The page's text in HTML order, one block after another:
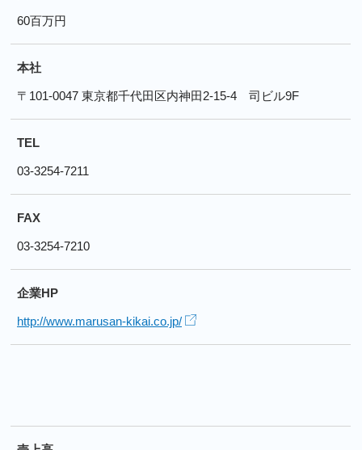
60百万円
本社
〒101-0047 東京都千代田区内神田2-15-4 司ビル9F
TEL
03-3254-7211
FAX
03-3254-7210
企業HP
http://www.marusan-kikai.co.jp/